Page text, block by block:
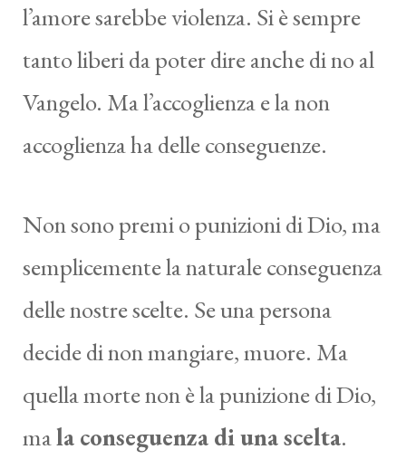
l’amore sarebbe violenza. Si è sempre
tanto liberi da poter dire anche di no al
Vangelo. Ma l’accoglienza e la non
accoglienza ha delle conseguenze.
Non sono premi o punizioni di Dio, ma
semplicemente la naturale conseguenza
delle nostre scelte. Se una persona
decide di non mangiare, muore. Ma
quella morte non è la punizione di Dio,
mala conseguenza di una scelta.